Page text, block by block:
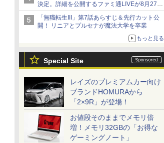
決定。詳細を公開するファミ通LIVEが8月27日
20時から配信
シリーズ累計100タイトルへ
「無職転生III」第7話あらすじ＆先行カット公
開！ リニアとプルセナが魔法大学を卒業
もっと見る
Special Site
レイズのプレミアムカー向け
ブランドHOMURAから
「2×9R」が登場！
お値段そのままでメモリ倍
増！メモリ32GBの「お得な
ゲーミングノート」